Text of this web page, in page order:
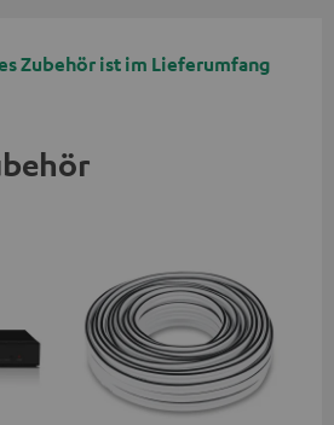
Zubehör ist im Lieferumfang